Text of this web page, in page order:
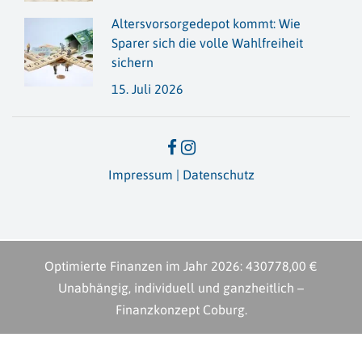
Altersvorsorge­depot kommt: Wie
Sparer sich die volle Wahlfreiheit
sichern
15. Juli 2026
Impressum Datenschutz
Optimierte Finanzen im Jahr 2026: 430778,00 €
Unabhängig, individuell und ganzheitlich –
Finanzkonzept Coburg.